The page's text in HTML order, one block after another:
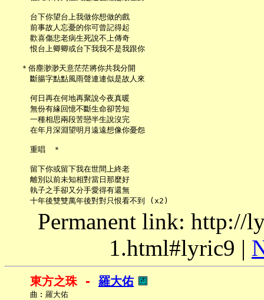
     台下你望台上我做你想做的戲
     前事故人忘憂的你可曾記得起
     歡喜傷悲老病生死說不上傳奇
     恨台上卿卿或台下我我不是我跟你
   ＊俗塵渺渺天意茫茫將你共我分開
     斷腸字點點風雨聲連連似是故人來
     何日再在何地再聚說今夜真暖
     無份有緣回憶不斷生命卻苦短
     一種相思兩段苦戀半生說沒完
     在年月深淵望明月遠遠想像你憂怨
     重唱　＊
     留下你或留下我在世間上終老
     離別以前未知相對當日那麼好
     執子之手卻又分手愛得有還無
Permanent link: http://
1.html#lyric9 |
東方之珠 - 羅大佑
     曲︰羅大佑